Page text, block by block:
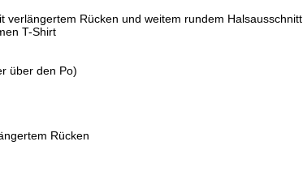
verlängertem Rücken und weitem rundem Halsausschnitt.
T-Shirt
über den Po)
Rücken